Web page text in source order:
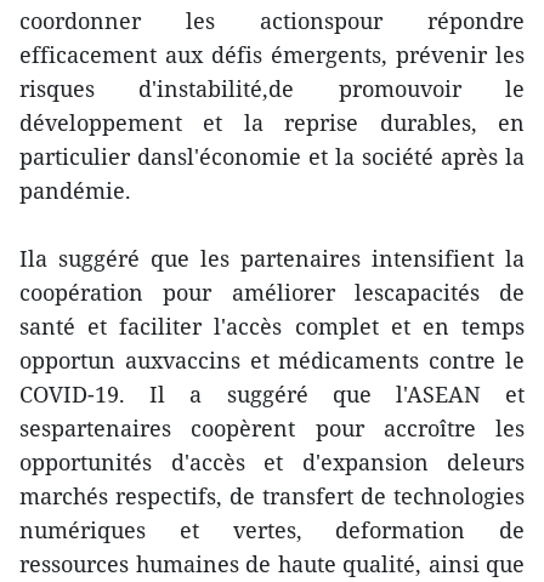
coordonner les actionspour répondre
efficacement aux défis émergents, prévenir les
risques d'instabilité,de promouvoir le
développement et la reprise durables, en
particulier dansl'économie et la société après la
pandémie.
Ila suggéré que les partenaires intensifient la
coopération pour améliorer lescapacités de
santé et faciliter l'accès complet et en temps
opportun auxvaccins et médicaments contre le
COVID-19. Il a suggéré que l'ASEAN et
sespartenaires coopèrent pour accroître les
opportunités d'accès et d'expansion deleurs
marchés respectifs, de transfert de technologies
numériques et vertes, deformation de
ressources humaines de haute qualité, ainsi que